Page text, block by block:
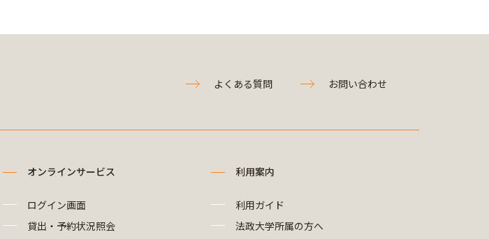
よくある質問 お問い合わせ
オンラインサービス
ログイン画面
貸出・予約状況照会
利用案内
利用ガイド
法政大学所属の方へ